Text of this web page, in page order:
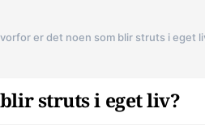
er det noen som blir struts i eget
struts i eget liv?